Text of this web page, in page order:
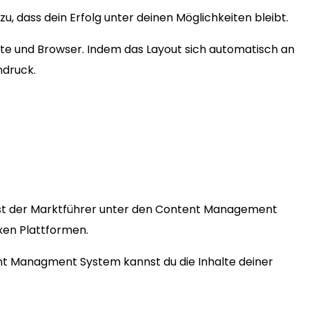
dass dein Erfolg unter deinen Möglichkeiten bleibt.
und Browser. Indem das Layout sich automatisch an
der Marktführer unter den Content Management
Plattformen.
Managment System kannst du die Inhalte deiner